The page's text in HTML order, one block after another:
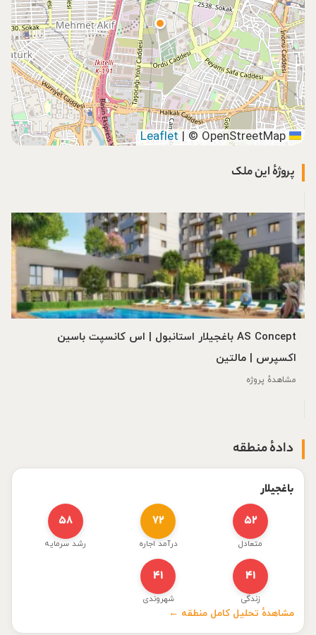
| © OpenStreetMap
پروژهٔ این ملک
AS Concept باغجیلار استانبول | اس کانسپت باسین
اکسپرس | مالتین
مشاهدهٔ پروژه
دادهٔ منطقه
باغجیلار
۵۲
متعادل
۷۲
درآمد اجاره
۵۸
رشد سرمایه
۴۱
زندگی
۴۱
شهروندی
مشاهدهٔ تحلیل کامل منطقه ←